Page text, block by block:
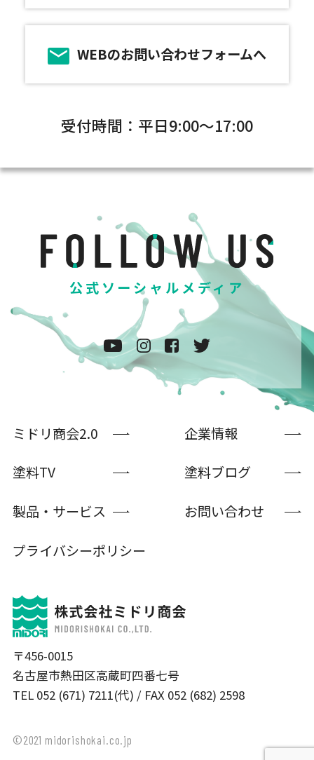
WEBのお問い合わせフォームへ
受付時間：平日9:00～17:00
公式ソーシャルメディア
〒456-0015
名古屋市熱田区高蔵町四番七号
TEL 052 (671) 7211(代) / FAX 052 (682) 2598
ミドリ商会2.0
企業情報
塗料TV
塗料ブログ
製品・サービス
お問い合わせ
プライバシーポリシー
©2021 midorishokai.co.jp